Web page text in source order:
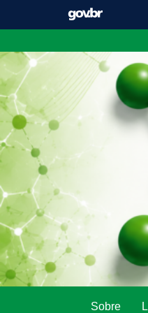
conteúdo
Sobre